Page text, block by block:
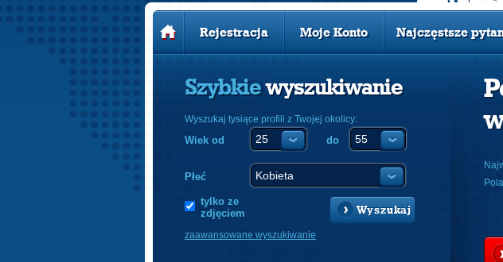
Rejestracja Moje Konto Najczęstsze
Szybkiewyszukiwanie
Wyszukaj tysiące profili z Twojej okolicy:
Wiek od do
Płeć
tylko ze
zdjęciem
Wyszukaj
zaawansowane wyszukiwanie